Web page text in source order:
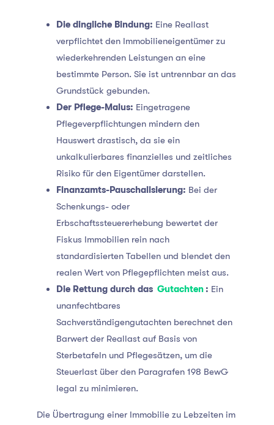
Die dingliche Bindung: Eine Reallast
verpflichtet den Immobilieneigentümer zu
wiederkehrenden Leistungen an eine
bestimmte Person. Sie ist untrennbar an das
Grundstück gebunden.
Der Pflege-Malus: Eingetragene
Pflegeverpflichtungen mindern den
Hauswert drastisch, da sie ein
unkalkulierbares finanzielles und zeitliches
Risiko für den Eigentümer darstellen.
Finanzamts-Pauschalisierung: Bei der
Schenkungs- oder
Erbschaftssteuererhebung bewertet der
Fiskus Immobilien rein nach
standardisierten Tabellen und blendet den
realen Wert von Pflegepflichten meist aus.
Die Rettung durch das Gutachten : Ein
unanfechtbares
Sachverständigengutachten berechnet den
Barwert der Reallast auf Basis von
Sterbetafeln und Pflegesätzen, um die
Steuerlast über den Paragrafen 198 BewG
legal zu minimieren.
Die Übertragung einer Immobilie zu Lebzeiten im